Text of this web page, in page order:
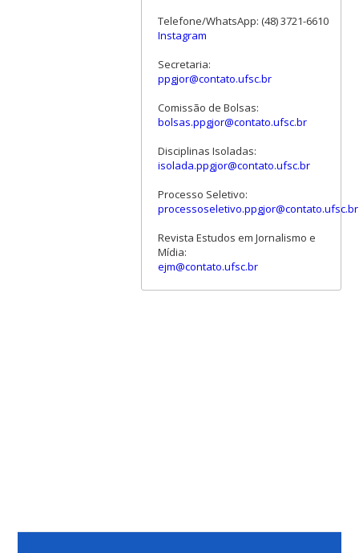
Telefone/WhatsApp: (48) 3721-6610
Instagram
Secretaria:
ppgjor@contato.ufsc.br
Comissão de Bolsas:
bolsas.ppgjor@contato.ufsc.br
Disciplinas Isoladas:
isolada.ppgjor@contato.ufsc.br
Processo Seletivo:
processoseletivo.ppgjor@contato.ufsc.br
Revista Estudos em Jornalismo e
Mídia:
ejm@contato.ufsc.br